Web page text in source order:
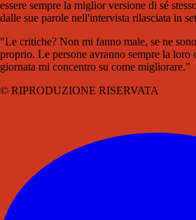
essere sempre la miglior versione di sé
dalle sue parole nell'intervista rilasciata in
"Le critiche? Non mi fanno male, se ne
proprio. Le persone avranno sempre la loro
giornata mi concentro su come migliorare."
© RIPRODUZIONE RISERVATA